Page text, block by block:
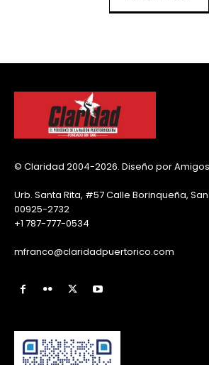
© Claridad 2004-2026. Diseño por Amigos
Urb. Santa Rita, #57 Calle Borinqueña,
00925-2732
+1 787-777-0534
mfranco@claridadpuertorico.com